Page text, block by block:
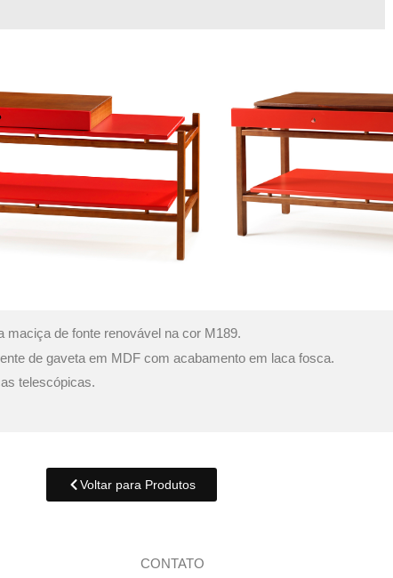
maciça de fonte renovável na cor M189.
de gaveta em MDF com acabamento em laca fosca.
telescópicas.
Voltar para Produtos
CONTATO